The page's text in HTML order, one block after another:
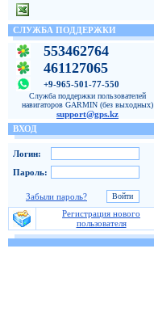
СЛУЖБА ПОДДЕРЖКИ
553462764
461127065
+9-965-501-77-550
Служба поддержки пользователей
навигаторов GARMIN (без выходных)
support@gps.kz
ВХОД
Логин:
Пароль:
Забыли пароль?
Регистрация нового
пользователя